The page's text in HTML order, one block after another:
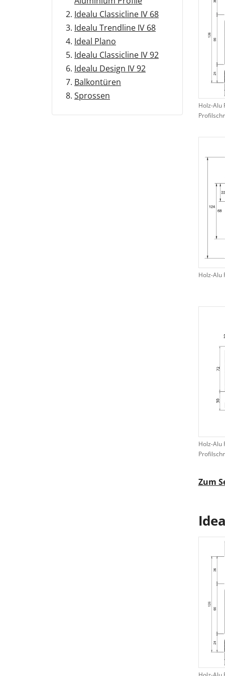
Idealu Classicline IV 68
Idealu Trendline IV 68
Ideal Plano
Idealu Classicline IV 92
Idealu Design IV 92
Balkontüren
Sprossen
Holz-Alu
Holz-Alu
Holz-Alu
Zum